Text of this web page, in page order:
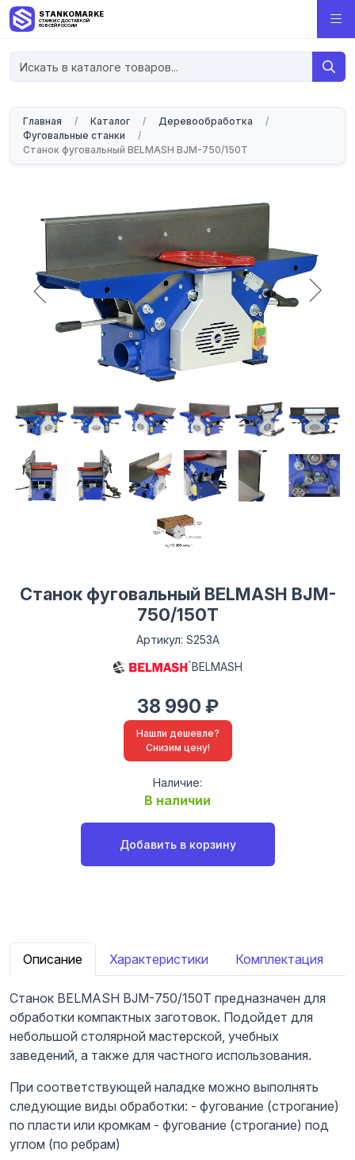
STANKOMARKET
СТАНКИ С ДОСТАВКОЙ
ПО ВСЕЙ РОССИИ
Главная / Каталог / Деревообработка
/
Фуговальные станки
/
Станок фуговальный BELMASH BJM-750/150T
Станок фуговальный BELMASH BJM-
750/150T
Артикул: S253A
BELMASH
38 990 ₽
Нашли дешевле?
Снизим цену!
Наличие:
В наличии
Добавить в корзину
Описание Характеристики Комплектация
Станок BELMASH BJM-750/150T предназначен для
обработки компактных заготовок. Подойдет для
небольшой столярной мастерской, учебных
заведений, а также для частного использования.
При соответствующей наладке можно выполнять
следующие виды обработки: - фугование (строгание)
по пласти или кромкам - фугование (строгание) под
углом (по ребрам)